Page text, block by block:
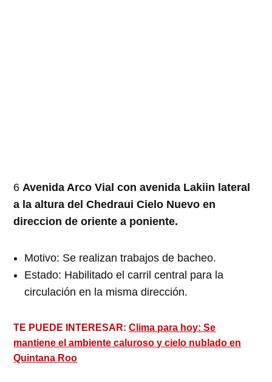
6Avenida Arco Vial con avenida Lakiin lateral
a la altura del Chedraui Cielo Nuevo en
direccion de oriente a poniente.
Motivo: Se realizan trabajos de bacheo.
Estado: Habilitado el carril central para la
circulación en la misma dirección.
TE PUEDE INTERESAR:Clima para hoy: Se
mantiene el ambiente caluroso y cielo nublado en
Quintana Roo